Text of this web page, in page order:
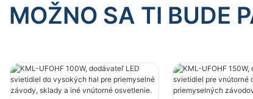
MOŽNO SA TI BUDE